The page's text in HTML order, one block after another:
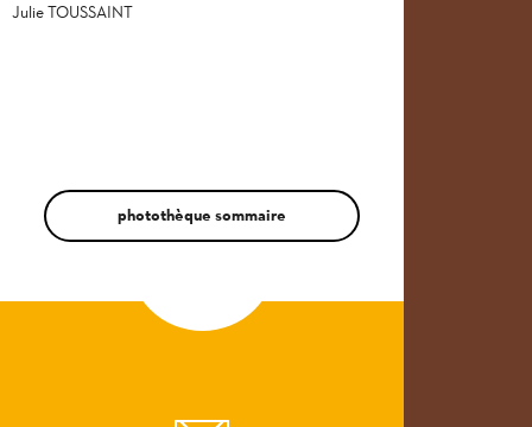
Julie TOUSSAINT
photothèque sommaire